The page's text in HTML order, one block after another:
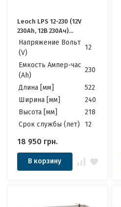
Leoch LPS 12-230 (12V
230Ah, 12В 230Ач)
Аккумулятор Леоч
Напряжение Вольт
(V)
12
Емкость Ампер-час
(Ah)
230
Длина [мм]
522
Ширина [мм]
240
Высота [мм]
218
Cрок службы (лет)
12
18 950 грн.
В корзину